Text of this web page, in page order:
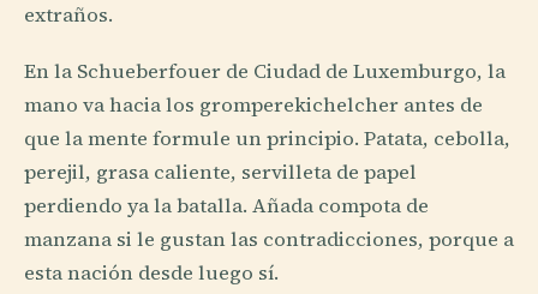
extraños.
En la Schueberfouer de Ciudad de Luxemburgo, la
mano va hacia los gromperekichelcher antes de
que la mente formule un principio. Patata, cebolla,
perejil, grasa caliente, servilleta de papel
perdiendo ya la batalla. Añada compota de
manzana si le gustan las contradicciones, porque a
esta nación desde luego sí.